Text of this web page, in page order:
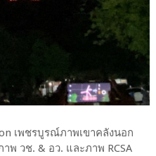
เพชรบูรณ์ภาพเขาคลังนอก
พ วช. & อว. และภาพ RCSA